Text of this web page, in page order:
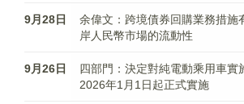
9月28日
余偉文：跨境債券回購業務措施
岸人民幣市場的流動性
9月26日
四部門：決定對純電動乘用車實
2026年1月1日起正式實施